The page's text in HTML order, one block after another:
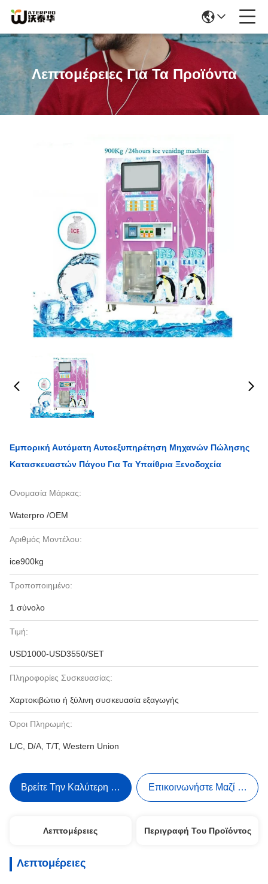
Λεπτομέρειες Για Τα Προϊόντα
Εμπορική Αυτόματη Αυτοεξυπηρέτηση Μηχανών Πώλησης
Κατασκευαστών Πάγου Για Τα Υπαίθρια Ξενοδοχεία
Ονομασία Μάρκας:
Waterpro /OEM
Αριθμός Μοντέλου:
ice900kg
Τροποποιημένο:
1 σύνολο
Τιμή:
USD1000-USD3550/SET
Πληροφορίες Συσκευασίας:
Χαρτοκιβώτιο ή ξύλινη συσκευασία εξαγωγής
Όροι Πληρωμής:
L/C, D/A, T/T, Western Union
Βρείτε Την Καλύτερη Τιμή Επικοινωνήστε Μαζί Μας
Λεπτομέρειες Περιγραφή Του Προϊόντος
Λεπτομέρειες